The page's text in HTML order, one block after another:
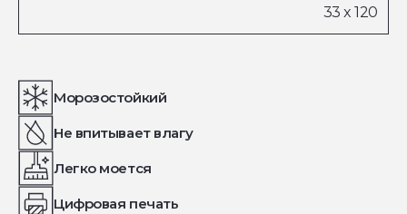
Морозостойкий
Не впитывает влагу
Легко моется
Цифровая печать